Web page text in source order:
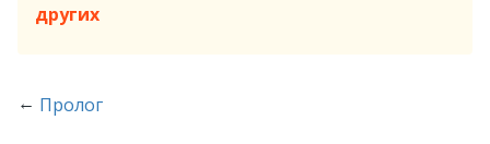
других
← Пролог